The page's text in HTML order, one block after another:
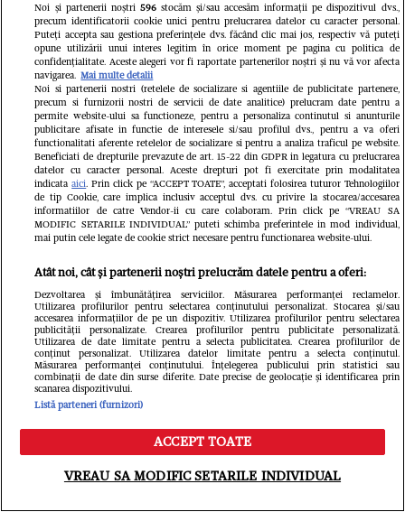
ANM anunță caniculă, nopți
tropicale și furtuni în perioada 17-19
iulie 2026. Cod galben emis pentru
mai multe județe din România
Meniu Caută
Noi și partenerii noștri 596stocăm și/sau accesăm informații pe dispozitivul dvs.,
precum identificatorii cookie unici pentru prelucrarea datelor cu caracter personal.
Puteți accepta sau gestiona preferințele dvs. făcând clic mai jos, respectiv vă puteți
opune utilizării unui interes legitim în orice moment pe pagina cu politica de
confidențialitate. Aceste alegeri vor fi raportate partenerilor noștri și nu vă vor afecta
navigarea. Mai multe detalii
Noi si partenerii nostri (retelele de socializare si agentiile de publicitate partenere,
precum si furnizorii nostri de servicii de date analitice) prelucram date pentru a
permite website-ului sa functioneze, pentru a personaliza continutul si anunturile
publicitare afisate in functie de interesele si/sau profilul dvs., pentru a va oferi
functionalitati aferente retelelor de socializare si pentru a analiza traficul pe website.
Beneficiati de drepturile prevazute de art. 15-22 din GDPR in legatura cu prelucrarea
datelor cu caracter personal. Aceste drepturi pot fi exercitate prin modalitatea
indicataaici. Prin click pe “ACCEPT TOATE”, acceptati folosirea tuturor Tehnologiilor
de tip Cookie, care implica inclusiv acceptul dvs. cu privire la stocarea/accesarea
informatiilor de catre Vendor-ii cu care colaboram. Prin click pe “VREAU SA
MODIFIC SETARILE INDIVIDUAL” puteti schimba preferintele in mod individual,
mai putin cele legate de cookie strict necesare pentru functionarea website-ului.
Atât noi, cât și partenerii noștri prelucrăm datele pentru a oferi:
Dezvoltarea și îmbunătățirea serviciilor. Măsurarea performanței reclamelor.
Utilizarea profilurilor pentru selectarea conținutului personalizat. Stocarea și/sau
accesarea informațiilor de pe un dispozitiv. Utilizarea profilurilor pentru selectarea
publicității personalizate. Crearea profilurilor pentru publicitate personalizată.
Utilizarea de date limitate pentru a selecta publicitatea. Crearea profilurilor de
conținut personalizat. Utilizarea datelor limitate pentru a selecta conținutul.
Măsurarea performanței conținutului. Înțelegerea publicului prin statistici sau
combinații de date din surse diferite. Date precise de geolocație și identificarea prin
scanarea dispozitivului.
Listă parteneri (furnizori)
ACCEPT TOATE
VREAU SA MODIFIC SETARILE INDIVIDUAL